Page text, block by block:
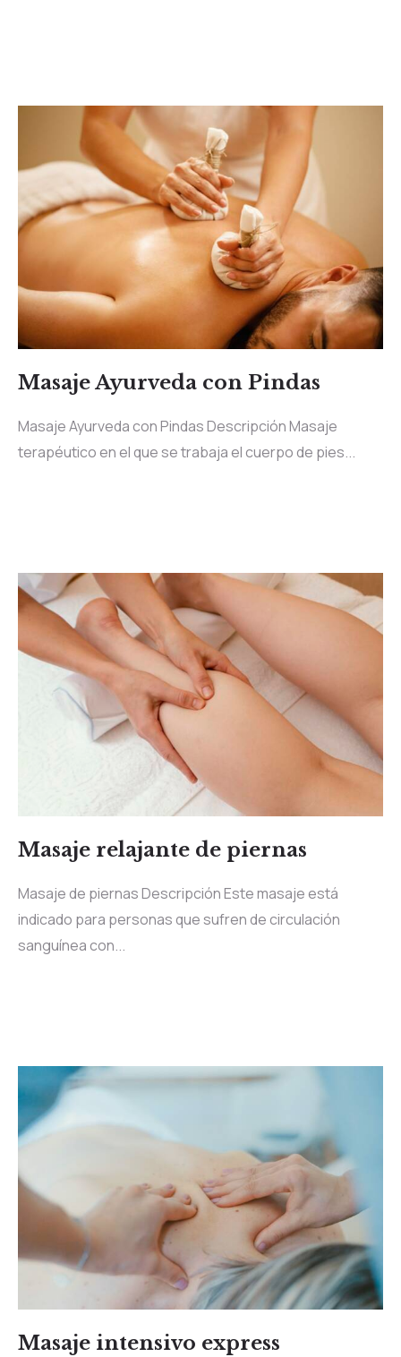
Masaje Ayurveda con Pindas
Masaje Ayurveda con Pindas Descripción Masaje
terapéutico en el que se trabaja el cuerpo de pies...
Masaje relajante de piernas
Masaje de piernas Descripción Este masaje está
indicado para personas que sufren de circulación
sanguínea con...
Masaje intensivo express